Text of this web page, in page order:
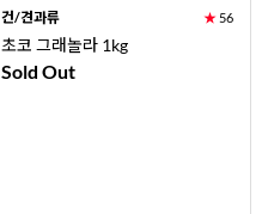
건/견과류 ★ 56
초코 그래놀라 1kg
Sold Out